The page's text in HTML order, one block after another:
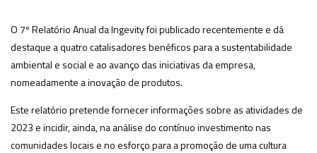
O 7º Relatório Anual da Ingevity foi publicado recentemente e dá
destaque a quatro catalisadores benéficos para a sustentabilidade
ambiental e social e ao avanço das iniciativas da empresa,
nomeadamente a inovação de produtos.
Este relatório pretende fornecer informações sobre as atividades de
2023 e incidir, ainda, na análise do contínuo investimento nas
comunidades locais e no esforço para a promoção de uma cultura